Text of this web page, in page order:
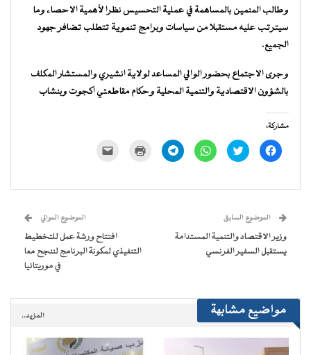
وطالب المنمين بالمساهمة في عملية التحسيس نظرا لأهمية الاحصاء وما
سيترتب عليه مستقبلا من سياسات وبرامج تنموية تتطلب تضافر جهود
الجميع.
وجرى الاجتماع بحضور الوالي المساعد لولاية انشيري والمستشار المكلف
بالشؤون الاقتصادية والتنمية المحلية وحكام مقاطعتي اكجوت وبنشاب
مشاركة:
انقر
للمشاركة
في
اضغط
للمشاركة
في
انقر
للمشاركة
في
انقر
للمشاركة
في
للطباعة
جديدة) الإلكتروني
نافذة
جديدة)
الموضوع السابق
وزير الاقتصاد والتنمية المستدامة
يستقبل السفير الفرنسي
الموضوع الموالي
افتتاح ورشة عمل للتخطيط
التنفيذي لمكونة البرنامج لننجح معا
في موريتانيا
مواضيع مشابهة المزيد..